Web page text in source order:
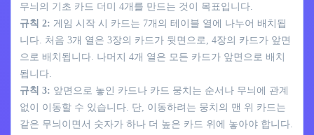
무늬의 기초 카드 더미 4개를 만드는 것이 목표입니다.
규칙 2: 게임 시작 시 카드는 7개의 테이블 열에 나누어 배치됩
니다. 처음 3개 열은 3장의 카드가 뒷면으로, 4장의 카드가 앞면
으로 배치됩니다. 나머지 4개 열은 모든 카드가 앞면으로 배치
됩니다.
규칙 3: 앞면으로 놓인 카드나 카드 뭉치는 순서나 무늬에 관계
없이 이동할 수 있습니다. 단, 이동하려는 뭉치의 맨 위 카드는
같은 무늬이면서 숫자가 하나 더 높은 카드 위에 놓아야 합니다.